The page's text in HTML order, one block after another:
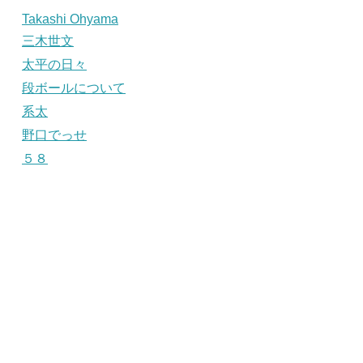
Takashi Ohyama
三木世文
太平の日々
段ボールについて
系太
野口でっせ
５８